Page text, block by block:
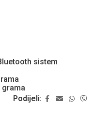
sistem
grama
Podijeli: